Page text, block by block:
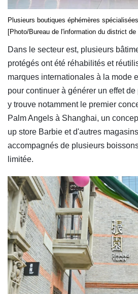
Plusieurs boutiques éphémères
[Photo/Bureau de l'information du district de
Dans le secteur est, plusieurs
protégés ont été réhabilités et
marques internationales à la mode
pour continuer à générer un effet
y trouve notamment le premier
Palm Angels à Shanghai, un
up store Barbie et d'autres
accompagnés de plusieurs
limitée.